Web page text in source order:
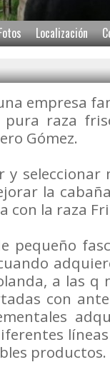
Localización
empresa
pura raza
Gómez.
seleccionar
la
con la raza
pequeño
a las q
con
productos.